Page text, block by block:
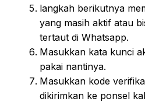
langkah berikutnya
yang masih aktif atau
tertaut di Whatsapp.
Masukkan kata kunci
pakai nantinya.
Masukkan kode
dikirimkan ke ponsel